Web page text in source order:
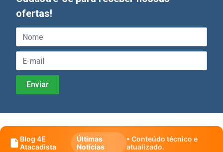
ofertas!
Blog 4E
Atacadista
Últimas
Notícias
• Conteúdo técnico e
atualizado.